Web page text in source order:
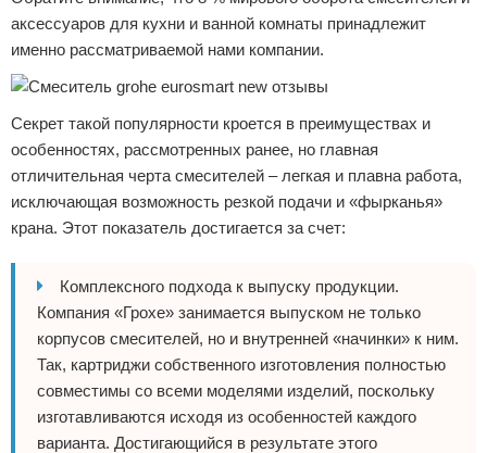
аксессуаров для кухни и ванной комнаты принадлежит
именно рассматриваемой нами компании.
Секрет такой популярности кроется в преимуществах и
особенностях, рассмотренных ранее, но главная
отличительная черта смесителей – легкая и плавна работа,
исключающая возможность резкой подачи и «фырканья»
крана. Этот показатель достигается за счет:
Комплексного подхода к выпуску продукции.
Компания «Грохе» занимается выпуском не только
корпусов смесителей, но и внутренней «начинки» к ним.
Так, картриджи собственного изготовления полностью
совместимы со всеми моделями изделий, поскольку
изготавливаются исходя из особенностей каждого
варианта. Достигающийся в результате этого